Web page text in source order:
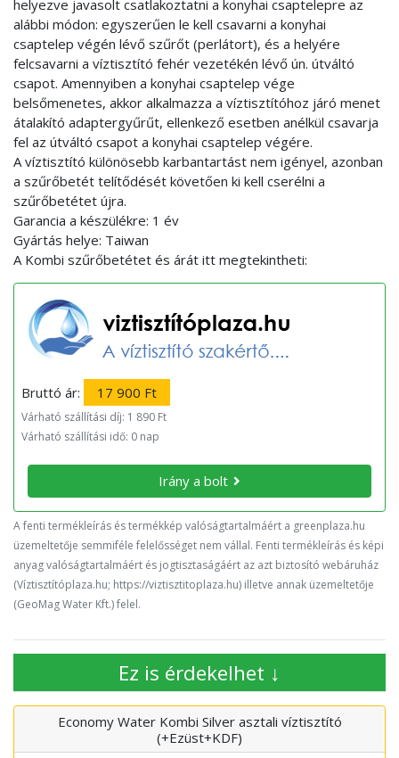
helyezve javasolt csatlakoztatni a konyhai csaptelepre az
alábbi módon: egyszerűen le kell csavarni a konyhai
csaptelep végén lévő szűrőt (perlátort), és a helyére
felcsavarni a víztisztító fehér vezetékén lévő ún. útváltó
csapot. Amennyiben a konyhai csaptelep vége
belsőmenetes, akkor alkalmazza a víztisztítóhoz járó menet
átalakító adaptergyűrűt, ellenkező esetben anélkül csavarja
fel az útváltó csapot a konyhai csaptelep végére.
A víztisztító különösebb karbantartást nem igényel, azonban
a szűrőbetét telítődését követően ki kell cserélni a
szűrőbetétet újra.
Garancia a készülékre: 1 év
Gyártás helye: Taiwan
A Kombi szűrőbetétet és árát itt megtekintheti:
Bruttó ár: 17 900 Ft
Várható szállítási díj: 1 890 Ft
Várható szállítási idő: 0 nap
Irány a bolt
A fenti termékleírás és termékkép valóságtartalmáért a greenplaza.hu
üzemeltetője semmiféle felelősséget nem vállal. Fenti termékleírás és képi
anyag valóságtartalmáért és jogtisztaságáért az azt biztosító webáruház
(Víztisztítóplaza.hu; https://viztisztitoplaza.hu) illetve annak üzemeltetője
(GeoMag Water Kft.) felel.
Ez is érdekelhet ↓
Economy Water Kombi Silver asztali víztisztító
(+Ezüst+KDF)